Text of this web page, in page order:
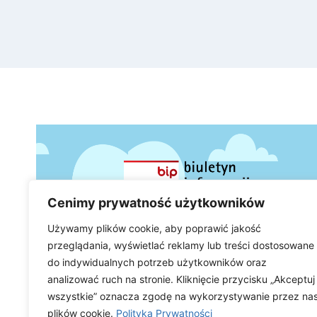
Cenimy prywatność użytkowników
Używamy plików cookie, aby poprawić jakość
przeglądania, wyświetlać reklamy lub treści dostosowane
do indywidualnych potrzeb użytkowników oraz
analizować ruch na stronie. Kliknięcie przycisku „Akceptuj
wszystkie” oznacza zgodę na wykorzystywanie przez
plików cookie. Polityka Prywatności